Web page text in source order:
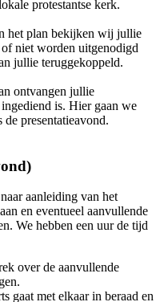
protestantse kerk.
het plan bekijken wij jullie
niet worden uitgenodigd
jullie teruggekoppeld.
ontvangen jullie
is. Hier gaan we
presentatieavond.
aanleiding van het
en eventueel aanvullende
We hebben een uur de tijd
over de aanvullende
gaat met elkaar in beraad en